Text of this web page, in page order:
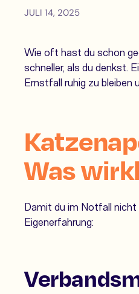
JULI 14, 2025
Wie oft hast du schon
schneller, als du denkst.
Ernstfall ruhig zu bleiben
Was
Damit du im Notfall nicht
Eigenerfahrung: